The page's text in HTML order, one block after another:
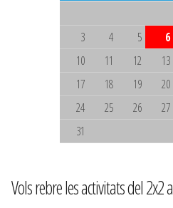
3
4 5 6
10
11 12 13
17
18 19 20
24
25 26 27
31
Vols rebre les activitats del 2x2